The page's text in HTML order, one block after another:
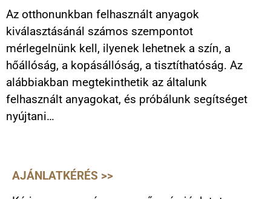
Az otthonunkban felhasznált anyagok
kiválasztásánál számos szempontot
mérlegelnünk kell, ilyenek lehetnek a szín, a
hőállóság, a kopásállóság, a tisztíthatóság. Az
alábbiakban megtekinthetik az általunk
felhasznált anyagokat, és próbálunk segítséget
nyújtani…
AJÁNLATKÉRÉS >>